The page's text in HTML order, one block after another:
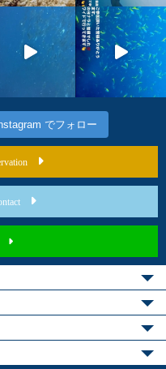
でフォロー